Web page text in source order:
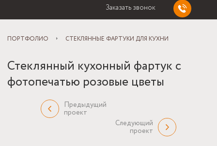
Заказать звонок
ПОРТФОЛИО СТЕКЛЯННЫЕ ФАРТУКИ ДЛЯ КУХНИ
Стеклянный кухонный фартук с
фотопечатью розовые цветы
Предыдущий
проект
Следующий
проект